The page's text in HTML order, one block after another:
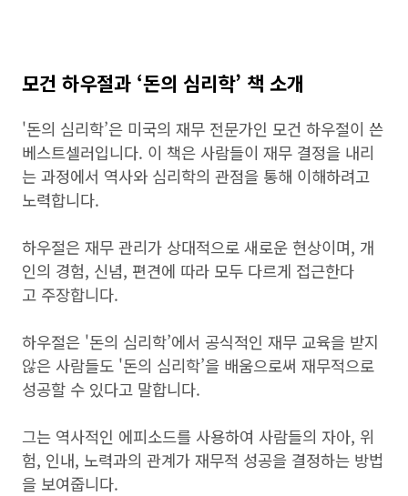
모건 하우절과 ‘돈의 심리학’ 책 소개
'돈의 심리학’은 미국의 재무 전문가인 모건 하우절이 쓴
베스트셀러입니다. 이 책은 사람들이 재무 결정을 내리
는 과정에서 역사와 심리학의 관점을 통해 이해하려고
노력합니다.
하우절은 재무 관리가 상대적으로 새로운 현상이며, 개
인의 경험, 신념, 편견에 따라 모두 다르게 접근한다
고 주장합니다.
하우절은 '돈의 심리학’에서 공식적인 재무 교육을 받지
않은 사람들도 '돈의 심리학’을 배움으로써 재무적으로
성공할 수 있다고 말합니다.
그는 역사적인 에피소드를 사용하여 사람들의 자아, 위
험, 인내, 노력과의 관계가 재무적 성공을 결정하는 방법
을 보여줍니다.